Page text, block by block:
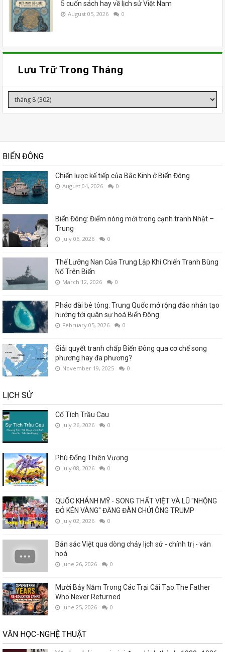
5 cuốn sách hay về lịch sử Việt Nam
August 05, 2026 0
Lưu Trữ Trong Tháng
BIỂN ĐÔNG
Chiến lược kế tiếp của Bắc Kinh ở Biển Đông
August 04, 2026 0
Biển Đông: Điểm nóng mới trong cạnh tranh Nhật –
Trung
July 06, 2026 0
Thế Lưỡng Nan Của Trung Lập Khi Chiến Tranh Bùng
Nổ Trên Biển
March 12, 2026 0
Pháo đài bê tông: Trung Quốc mở rộng đảo nhân tạo
hướng tới quân sự hoá Biển Đông
February 05, 2026 0
Giải quyết tranh chấp Biển Đông qua cơ chế song
phương hay đa phương?
November 19, 2025 0
LỊCH SỬ
Cổ Tích Trầu Cau
July 26, 2026 0
Phù Đổng Thiên Vương
July 08, 2026 0
QUỐC KHÁNH MỸ - SONG THẤT VIỆT VÀ LŨ "NHỘNG
ĐỎ KÉN VÀNG" ĐĂNG ĐÀN CHỬI ÔNG TRUMP
July 02, 2026 0
Bản sắc Việt qua dòng chảy lịch sử - chính trị - văn
hoá
June 26, 2026 0
Mười Bảy Năm Trong Các Trại Cải Tạo.The Father
Who Never Returned
June 25, 2026 0
VĂN HỌC-NGHỆ THUẬT